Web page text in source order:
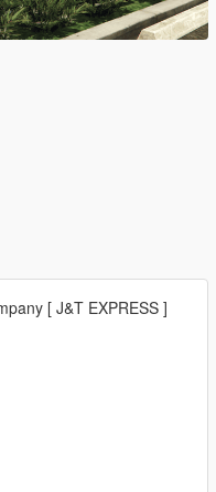
[ J&T EXPRESS ]